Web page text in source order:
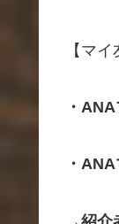
【マ
・
・